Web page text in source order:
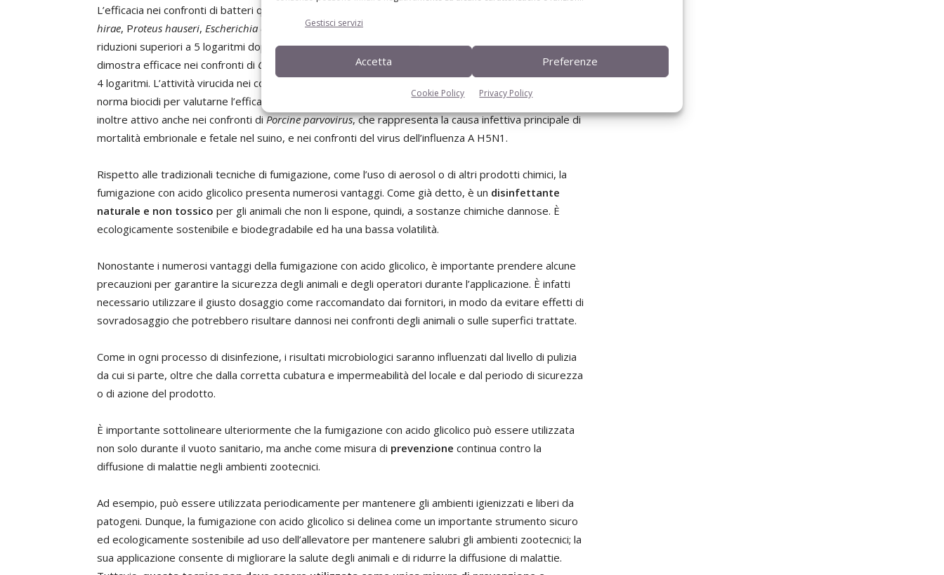
Gestisci servizi
Accetta Preferenze
Cookie Policy Privacy Policy
L’efficacia nei confronti di batteri quali
hirae, Proteus hauseri, Escherichia coli Campylobacter jejuni
riduzioni superiori a 5 logaritmi dopo l’opportuno tempo di sedimentazione. Il principio attivo si
dimostra efficace nei confronti di Candida albicans Aspergillus niger
mostrando riduzioni superiori ai
4 logaritmi. L’attività virucida nei confronti di Bovine enterovirus type 1 (virus target previsto dalla
norma biocidi per valutarne l’efficacia) mostra riduzioni superiori ai 4 logaritmi. L’acido glicolico è
inoltre attivo anche nei confronti diPorcine parvovirus, che rappresenta la causa infettiva principale di
mortalità embrionale e fetale nel suino, e nei confronti del virus dell’influenza A H5N1.
Rispetto alle tradizionali tecniche di fumigazione, come l’uso di aerosol o di altri prodotti chimici, la
fumigazione con acido glicolico presenta numerosi vantaggi. Come già detto, è un disinfettante
naturale e non tossico per gli animali che non li espone, quindi, a sostanze chimiche dannose. È
ecologicamente sostenibile e biodegradabile ed ha una bassa volatilità.
Nonostante i numerosi vantaggi della fumigazione con acido glicolico, è importante prendere alcune
precauzioni per garantire la sicurezza degli animali e degli operatori durante l’applicazione. È infatti
necessario utilizzare il giusto dosaggio come raccomandato dai fornitori, in modo da evitare effetti di
sovradosaggio che potrebbero risultare dannosi nei confronti degli animali o sulle superfici trattate.
Come in ogni processo di disinfezione, i risultati microbiologici saranno influenzati dal livello di pulizia
da cui si parte, oltre che dalla corretta cubatura e impermeabilità del locale e dal periodo di sicurezza
o di azione del prodotto.
È importante sottolineare ulteriormente che la fumigazione con acido glicolico può essere utilizzata
non solo durante il vuoto sanitario, ma anche come misura di prevenzione continua contro la
diffusione di malattie negli ambienti zootecnici.
Ad esempio, può essere utilizzata periodicamente per mantenere gli ambienti igienizzati e liberi da
patogeni. Dunque, la fumigazione con acido glicolico si delinea come un importante strumento sicuro
ed ecologicamente sostenibile ad uso dell’allevatore per mantenere salubri gli ambienti zootecnici; la
sua applicazione consente di migliorare la salute degli animali e di ridurre la diffusione di malattie.